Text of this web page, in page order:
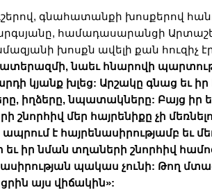
գնահատանքի խոսքերով
համադասարանցի
խոսքն ավելի քան հուզիչ
նաեւ հնարովի
կյանք խլեց: Արշակը գնաց եւ
իղձերը, նպատակները: Բայց իր
շնորհիվ մեր հայրենիքը չի
ապրում է հայրենասիրությամբ եւ
իր նման տղաների շնորհիվ
պակաս չունի: Թող
այս վիճակին»: